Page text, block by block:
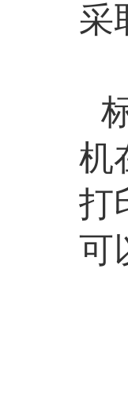
采
机
打
可